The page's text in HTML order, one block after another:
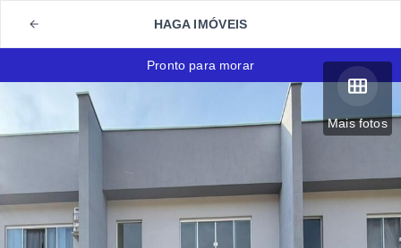
HAGA IMÓVEIS
Mais fotos
Pronto para morar